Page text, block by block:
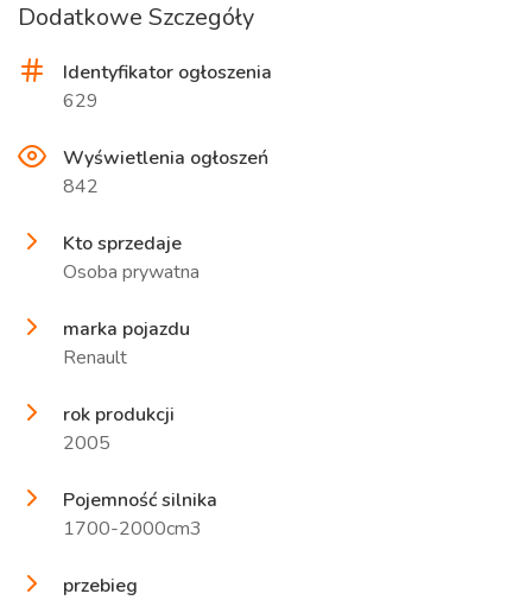
Dodatkowe Szczegóły
Identyfikator ogłoszenia
629
Wyświetlenia ogłoszeń
842
Kto sprzedaje
Osoba prywatna
marka pojazdu
Renault
rok produkcji
2005
Pojemność silnika
1700-2000cm3
przebieg